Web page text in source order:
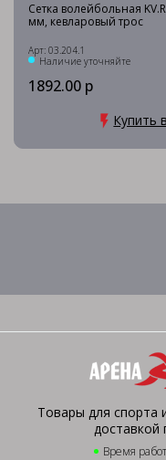
Сетка волейбольная
мм, кевларовый трос
Арт: 03.204.1
Наличие уточняйте
1892.00 р
Купить
Товары для спорта
доставкой
Время